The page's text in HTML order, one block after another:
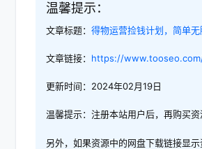
温馨提示：
文章标题： 得物运营捡钱计划，简单
文章链接： https://
更新时间：2024年02月19日
温馨提示：注册本站用户后，再购买
另外，如果资源中的网盘下载链接显